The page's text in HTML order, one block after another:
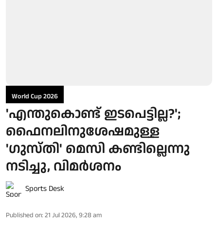
World Cup 2026
'എന്തുകൊണ്ട് ഇടപെട്ടില്ല?';
ഫൈനലിനുശേഷമുള്ള
'ഗുസ്തി' മെസി കണ്ടില്ലെന്നു
നടിച്ചു, വിമർശനം
Sports Desk
Published on: 21 Jul 2026, 9:28 am